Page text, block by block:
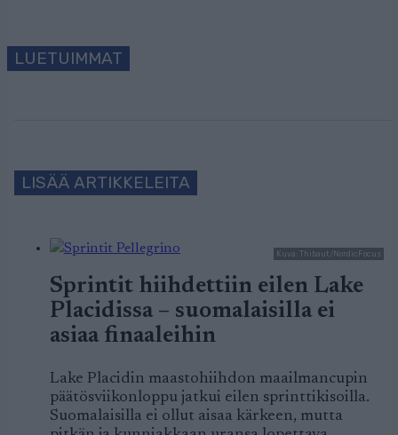
LUETUIMMAT
LISÄÄ ARTIKKELEITA
Kuva: Thibaut/NordicFocus
Sprintit hiihdettiin eilen Lake
Placidissa – suomalaisilla ei
asiaa finaaleihin
Lake Placidin maastohiihdon maailmancupin
päätösviikonloppu jatkui eilen sprinttikisoilla.
Suomalaisilla ei ollut aisaa kärkeen, mutta